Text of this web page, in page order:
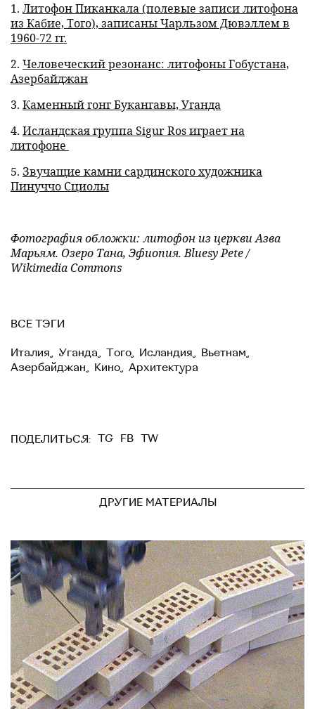
1. Литофон Пиканкала (полевые записи литофона
из Кабие, Того), записаны Чарльзом Дювэллем в
1960-72 гг.
2. Человеческий резонанс: литофоны Гобустана,
Азербайджан
3. Каменный гонг Букангавы, Уганда
4. Исландская группа Sigur Ros играет на
литофоне
5. Звучащие камни сардинского художника
Пинуччо Сциолы
Фотография обложки: литофон из церкви Азва
Марьям. Озеро Тана, Эфиопия. Bluesy Pete /
Wikimedia Commons
ВСЕ ТЭГИ
Италия, Уганда, Того, Исландия, Вьетнам,
Азербайджан, Кино, Архитектура
ПОДЕЛИТЬСЯ: TG FB TW
ДРУГИЕ МАТЕРИАЛЫ